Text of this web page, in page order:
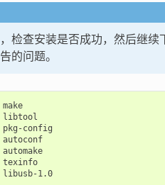
检查安装是否成功，然后继
的问题。
make
libtool
pkg-config
autoconf
automake
texinfo
libusb-1.0